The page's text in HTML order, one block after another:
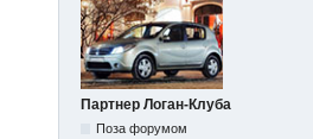
Партнер Логан-Клуба
Поза форумом